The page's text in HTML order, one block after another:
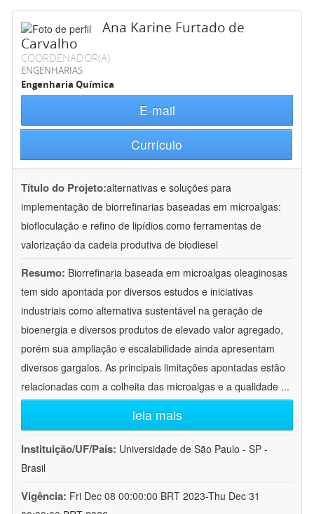
Ana Karine Furtado de
Carvalho
COORDENADOR(A)
ENGENHARIAS
Engenharia Química
E-mail
Currículo
Título do Projeto:alternativas e soluções para
implementação de biorrefinarias baseadas em microalgas:
biofloculação e refino de lipídios como ferramentas de
valorização da cadeia produtiva de biodiesel
Resumo: Biorrefinaria baseada em microalgas oleaginosas
tem sido apontada por diversos estudos e iniciativas
industriais como alternativa sustentável na geração de
bioenergia e diversos produtos de elevado valor agregado,
porém sua ampliação e escalabilidade ainda apresentam
diversos gargalos. As principais limitações apontadas estão
relacionadas com a colheita das microalgas e a qualidade ...
leia mais
Instituição/UF/País: Universidade de São Paulo - SP -
Brasil
Vigência: Fri Dec 08 00:00:00 BRT 2023-Thu Dec 31